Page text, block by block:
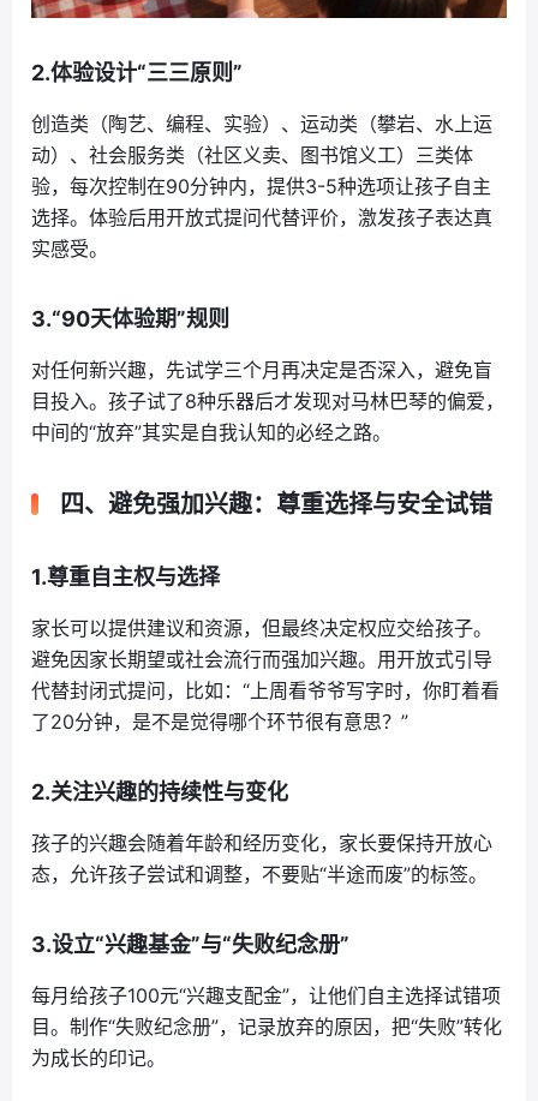
2.体验设计“三三原则”
创造类（陶艺、编程、实验）、运动类（攀岩、水上运
动）、社会服务类（社区义卖、图书馆义工）三类体
验，每次控制在90分钟内，提供3-5种选项让孩子自主
选择。体验后用开放式提问代替评价，激发孩子表达真
实感受。
3.“90天体验期”规则
对任何新兴趣，先试学三个月再决定是否深入，避免盲
目投入。孩子试了8种乐器后才发现对马林巴琴的偏爱，
中间的“放弃”其实是自我认知的必经之路。
四、避免强加兴趣：尊重选择与安全试错
1.尊重自主权与选择
家长可以提供建议和资源，但最终决定权应交给孩子。
避免因家长期望或社会流行而强加兴趣。用开放式引导
代替封闭式提问，比如：“上周看爷爷写字时，你盯着看
了20分钟，是不是觉得哪个环节很有意思？”
2.关注兴趣的持续性与变化
孩子的兴趣会随着年龄和经历变化，家长要保持开放心
态，允许孩子尝试和调整，不要贴“半途而废”的标签。
3.设立“兴趣基金”与“失败纪念册”
每月给孩子100元“兴趣支配金”，让他们自主选择试错项
目。制作“失败纪念册”，记录放弃的原因，把“失败”转化
为成长的印记。